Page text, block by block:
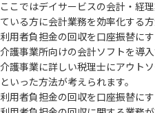
ここではデイサービスの会計・経
ている方に会計業務を効率化する方
利用者負担金の回収を口座振替にす
介護事業所向けの会計ソフトを導
介護事業に詳しい税理士にアウト
といった方法が考えられます。
利用者負担金の回収を口座振替にす